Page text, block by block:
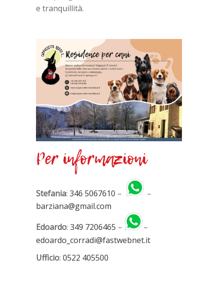
e tranquillità.
Per informazioni
Stefania: 346 5067610 –
–
barziana@gmail.com
Edoardo: 349 7206465 –
–
edoardo_corradi@fastwebnet.it
Ufficio: 0522 405500